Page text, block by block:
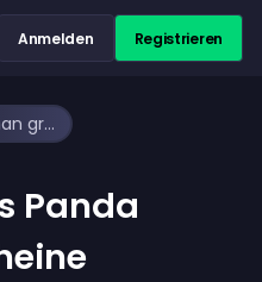
Anmelden Registrieren
Wie man gratis Panda Express Gutscheine bekommt
Panda